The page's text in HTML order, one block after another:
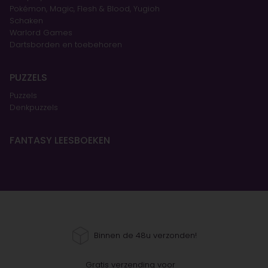
Pokémon, Magic, Flesh & Blood, Yugioh
Schaken
Warlord Games
Dartsborden en toebehoren
PUZZELS
Puzzels
Denkpuzzels
FANTASY LEESBOEKEN
Binnen de 48u verzonden!
Gratis verzending voor